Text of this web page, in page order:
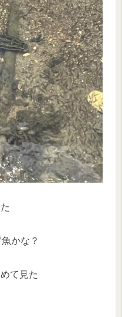
かな？
て見た